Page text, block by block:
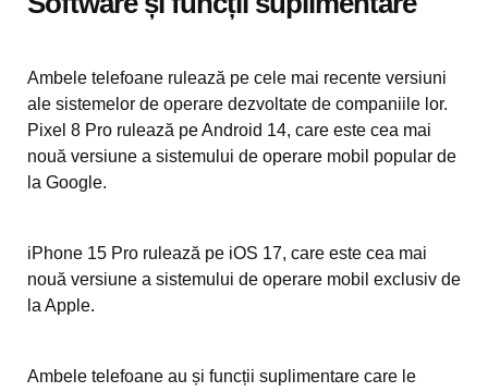
Ambele telefoane rulează pe cele mai recente versiuni
ale sistemelor de operare dezvoltate de companiile lor.
Pixel 8 Pro rulează pe Android 14, care este cea mai
nouă versiune a sistemului de operare mobil popular de
la Google.
iPhone 15 Pro rulează pe iOS 17, care este cea mai
nouă versiune a sistemului de operare mobil exclusiv de
la Apple.
Ambele telefoane au și funcții suplimentare care le